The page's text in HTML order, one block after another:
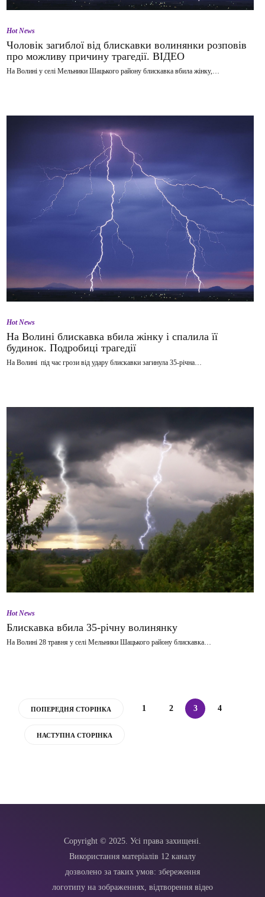
Hot News
Чоловік загиблої від блискавки волинянки розповів
про можливу причину трагедії. ВІДЕО
На Волині у селі Мельники Шацького району блискавка вбила жінку,…
Hot News
На Волині блискавка вбила жінку і спалила її
будинок. Подробиці трагедії
На Волині під час грози від удару блискавки загинула 35-річна…
Hot News
Блискавка вбила 35-річну волинянку
На Волині 28 травня у селі Мельники Шацького району блискавка…
ПОПЕРЕДНЯ СТОРІНКА 1 2 3 4
НАСТУПНА СТОРІНКА
Copyright © 2025. Усі права захищені.
Використання матеріалів 12 каналу
дозволено за таких умов: збереження
логотипу на зображеннях, відтворення відео